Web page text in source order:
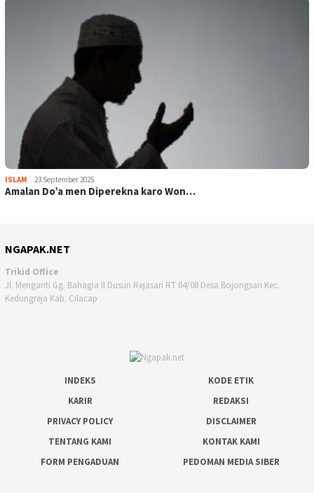
ISLAM 23 September 2025
Amalan Do’a men Diperekna karo Won…
NGAPAK.NET
Trikid Office
Jl. Menganti Gg. Bahagia II Dusun Rejasari RT 04/08 Desa Bojongsari Kec.
Kedungreja Kab. Cilacap
INDEKS
KODE ETIK
KARIR
REDAKSI
PRIVACY POLICY
DISCLAIMER
TENTANG KAMI
KONTAK KAMI
FORM PENGADUAN
PEDOMAN MEDIA SIBER